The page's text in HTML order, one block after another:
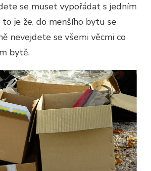
se muset vypořádat s jedním
je že, do menšího bytu se
nevejdete se všemi věcmi co
bytě.